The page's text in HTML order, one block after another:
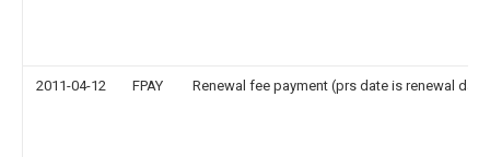
2011-04-12 FPAY Renewal fee payment (prs date is renewal